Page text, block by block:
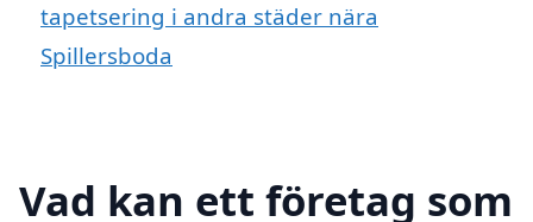
tapetsering i andra städer nära
Spillersboda
Vad kan ett företag som